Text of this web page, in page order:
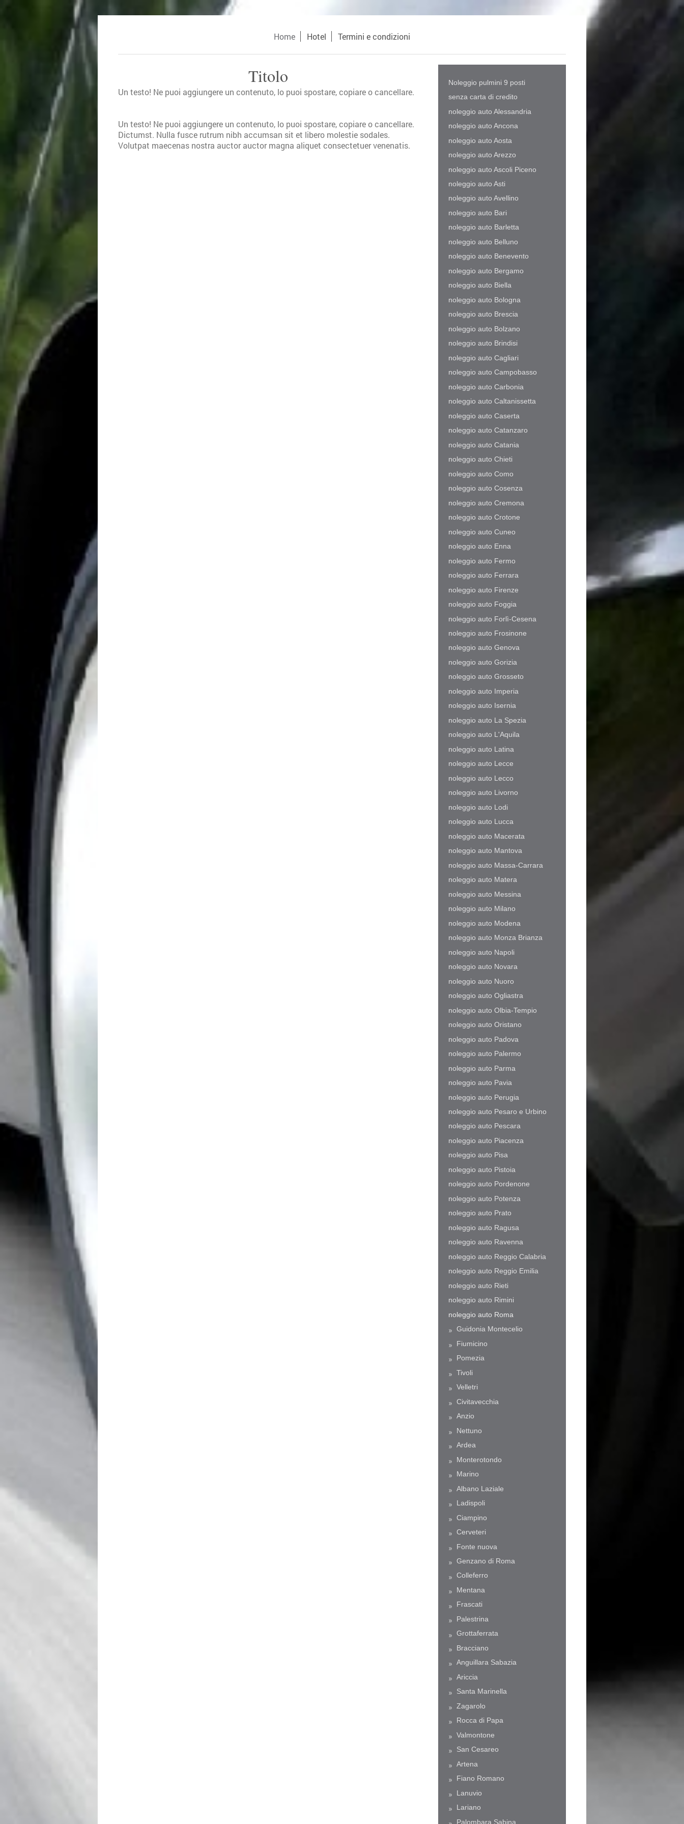
Home Hotel Termini e condizioni
Titolo
Un testo! Ne puoi aggiungere un contenuto, lo puoi spostare, copiare o cancellare.
Un testo! Ne puoi aggiungere un contenuto, lo puoi spostare, copiare o cancellare.
Dictumst. Nulla fusce rutrum nibh accumsan sit et libero molestie sodales.
Volutpat maecenas nostra auctor auctor magna aliquet consectetuer venenatis.
Noleggio pulmini 9 posti
senza carta di credito
noleggio auto Alessandria
noleggio auto Ancona
noleggio auto Aosta
noleggio auto Arezzo
noleggio auto Ascoli Piceno
noleggio auto Asti
noleggio auto Avellino
noleggio auto Bari
noleggio auto Barletta
noleggio auto Belluno
noleggio auto Benevento
noleggio auto Bergamo
noleggio auto Biella
noleggio auto Bologna
noleggio auto Brescia
noleggio auto Bolzano
noleggio auto Brindisi
noleggio auto Cagliari
noleggio auto Campobasso
noleggio auto Carbonia
noleggio auto Caltanissetta
noleggio auto Caserta
noleggio auto Catanzaro
noleggio auto Catania
noleggio auto Chieti
noleggio auto Como
noleggio auto Cosenza
noleggio auto Cremona
noleggio auto Crotone
noleggio auto Cuneo
noleggio auto Enna
noleggio auto Fermo
noleggio auto Ferrara
noleggio auto Firenze
noleggio auto Foggia
noleggio auto Forlì-Cesena
noleggio auto Frosinone
noleggio auto Genova
noleggio auto Gorizia
noleggio auto Grosseto
noleggio auto Imperia
noleggio auto Isernia
noleggio auto La Spezia
noleggio auto L'Aquila
noleggio auto Latina
noleggio auto Lecce
noleggio auto Lecco
noleggio auto Livorno
noleggio auto Lodi
noleggio auto Lucca
noleggio auto Macerata
noleggio auto Mantova
noleggio auto Massa-Carrara
noleggio auto Matera
noleggio auto Messina
noleggio auto Milano
noleggio auto Modena
noleggio auto Monza Brianza
noleggio auto Napoli
noleggio auto Novara
noleggio auto Nuoro
noleggio auto Ogliastra
noleggio auto Olbia-Tempio
noleggio auto Oristano
noleggio auto Padova
noleggio auto Palermo
noleggio auto Parma
noleggio auto Pavia
noleggio auto Perugia
noleggio auto Pesaro e Urbino
noleggio auto Pescara
noleggio auto Piacenza
noleggio auto Pisa
noleggio auto Pistoia
noleggio auto Pordenone
noleggio auto Potenza
noleggio auto Prato
noleggio auto Ragusa
noleggio auto Ravenna
noleggio auto Reggio Calabria
noleggio auto Reggio Emilia
noleggio auto Rieti
noleggio auto Rimini
noleggio auto Roma
Guidonia Montecelio
Fiumicino
Pomezia
Tivoli
Velletri
Civitavecchia
Anzio
Nettuno
Ardea
Monterotondo
Marino
Albano Laziale
Ladispoli
Ciampino
Cerveteri
Fonte nuova
Genzano di Roma
Colleferro
Mentana
Frascati
Palestrina
Grottaferrata
Bracciano
Anguillara Sabazia
Ariccia
Santa Marinella
Zagarolo
Rocca di Papa
Valmontone
San Cesareo
Artena
Fiano Romano
Lanuvio
Lariano
Palombara Sabina